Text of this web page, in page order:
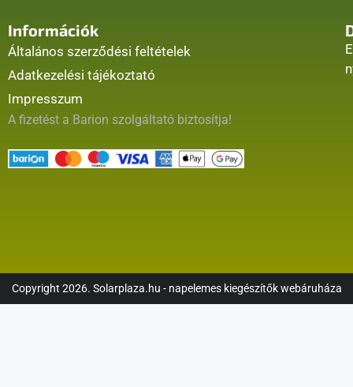
Információk
Általános szerződési feltételek
Adatkezelési tájékoztató
Impresszum
A fizetést a Barion szolgáltató biztosítja!
Copyright 2026. Solarplaza.hu - napelemes kiegészítők webáruháza